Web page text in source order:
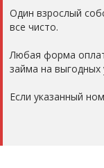
Один взрослый
все чисто.
Любая форма
займа на выгодных
Если указанный